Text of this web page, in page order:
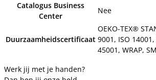
Catalogus Business
Center
Nee
Duurzaamheidscertificaat
OEKO-TEX®
9001, ISO
45001, WRAP,
Werk jij met je handen?